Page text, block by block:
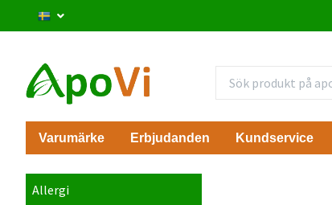
Varumärke Erbjudanden Kundservice
Allergi